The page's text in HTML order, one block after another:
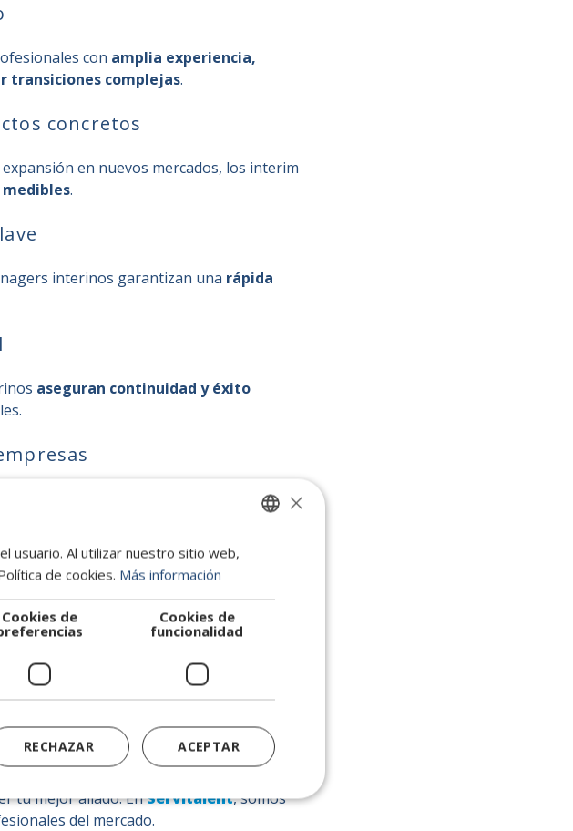
con amplia experiencia,
transiciones complejas.
concretos
en nuevos mercados, los interim
.
interinos garantizan una rápida
aseguran continuidad y éxito
es una estrategia imprescindible para
empresarial.
tu mejor aliado. EnServitalent, somos
del mercado.
SPANISH
PORTUGUESE
×
usuario. Al utilizar nuestro sitio web,
de cookies. Más información
Cookies de
Cookies de
funcionalidad
ACEPTAR
RECHAZAR